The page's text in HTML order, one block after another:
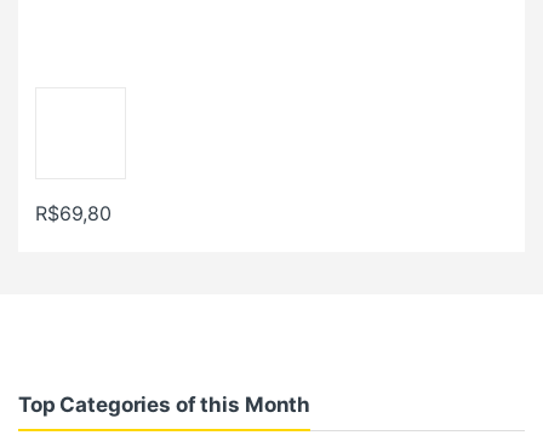
R$69,80
Top Categories of this Month